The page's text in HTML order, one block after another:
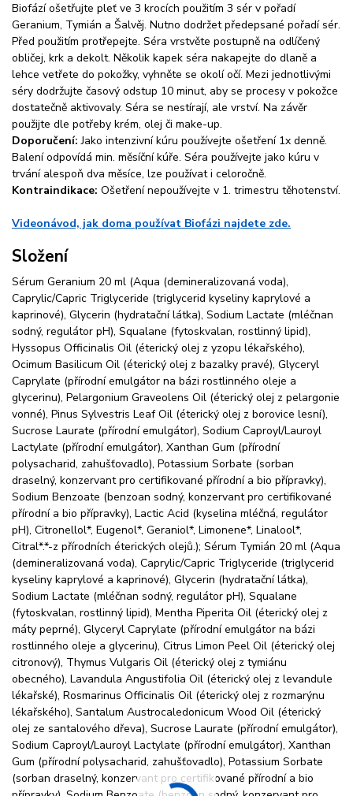
Biofází ošetřujte pleť ve 3 krocích použitím 3 sér v pořadí
Geranium, Tymián a Šalvěj. Nutno dodržet předepsané pořadí sér.
Před použitím protřepejte. Séra vrstvěte postupně na odlíčený
obličej, krk a dekolt. Několik kapek séra nakapejte do dlaně a
lehce vetřete do pokožky, vyhněte se okolí očí. Mezi jednotlivými
séry dodržujte časový odstup 10 minut, aby se procesy v pokožce
dostatečně aktivovaly. Séra se nestírají, ale vrství. Na závěr
použijte dle potřeby krém, olej či make-up.
Doporučení: Jako intenzivní kúru používejte ošetření 1x denně.
Balení odpovídá min. měsíční kúře. Séra používejte jako kúru v
trvání alespoň dva měsíce, lze používat i celoročně.
Kontraindikace: Ošetření nepoužívejte v 1. trimestru těhotenství.
Videonávod, jak doma používat Biofázi najdete zde.
Složení
Sérum Geranium 20 ml (Aqua (demineralizovaná voda),
Caprylic/Capric Triglyceride (triglycerid kyseliny kaprylové a
kaprinové), Glycerin (hydratační látka), Sodium Lactate (mléčnan
sodný, regulátor pH), Squalane (fytoskvalan, rostlinný lipid),
Hyssopus Officinalis Oil (éterický olej z yzopu lékařského),
Ocimum Basilicum Oil (éterický olej z bazalky pravé), Glyceryl
Caprylate (přírodní emulgátor na bázi rostlinného oleje a
glycerinu), Pelargonium Graveolens Oil (éterický olej z pelargonie
vonné), Pinus Sylvestris Leaf Oil (éterický olej z borovice lesní),
Sucrose Laurate (přírodní emulgátor), Sodium Caproyl/Lauroyl
Lactylate (přírodní emulgátor), Xanthan Gum (přírodní
polysacharid, zahušťovadlo), Potassium Sorbate (sorban
draselný, konzervant pro certifikované přírodní a bio přípravky),
Sodium Benzoate (benzoan sodný, konzervant pro certifikované
přírodní a bio přípravky), Lactic Acid (kyselina mléčná, regulátor
pH), Citronellol*, Eugenol*, Geraniol*, Limonene*, Linalool*,
Citral*.*-z přírodních éterických olejů.); Sérum Tymián 20 ml (Aqua
(demineralizovaná voda), Caprylic/Capric Triglyceride (triglycerid
kyseliny kaprylové a kaprinové), Glycerin (hydratační látka),
Sodium Lactate (mléčnan sodný, regulátor pH), Squalane
(fytoskvalan, rostlinný lipid), Mentha Piperita Oil (éterický olej z
máty peprné), Glyceryl Caprylate (přírodní emulgátor na bázi
rostlinného oleje a glycerinu), Citrus Limon Peel Oil (éterický olej
citronový), Thymus Vulgaris Oil (éterický olej z tymiánu
obecného), Lavandula Angustifolia Oil (éterický olej z levandule
lékařské), Rosmarinus Officinalis Oil (éterický olej z rozmarýnu
lékařského), Santalum Austrocaledonicum Wood Oil (éterický
olej ze santalového dřeva), Sucrose Laurate (přírodní emulgátor),
Sodium Caproyl/Lauroyl Lactylate (přírodní emulgátor), Xanthan
Gum (přírodní polysacharid, zahušťovadlo), Potassium Sorbate
(sorban draselný, konzervant pro certifikované přírodní a bio